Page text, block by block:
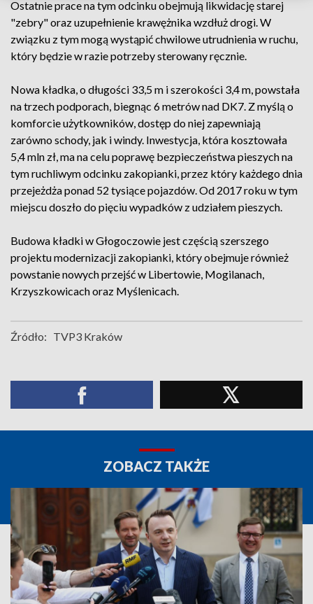
Ostatnie prace na tym odcinku obejmują likwidację starej
"zebry" oraz uzupełnienie krawężnika wzdłuż drogi. W
związku z tym mogą wystąpić chwilowe utrudnienia w ruchu,
który będzie w razie potrzeby sterowany ręcznie.
Nowa kładka, o długości 33,5 m i szerokości 3,4 m, powstała
na trzech podporach, biegnąc 6 metrów nad DK7. Z myślą o
komforcie użytkowników, dostęp do niej zapewniają
zarówno schody, jak i windy. Inwestycja, która kosztowała
5,4 mln zł, ma na celu poprawę bezpieczeństwa pieszych na
tym ruchliwym odcinku zakopianki, przez który każdego dnia
przejeżdża ponad 52 tysiące pojazdów. Od 2017 roku w tym
miejscu doszło do pięciu wypadków z udziałem pieszych.
Budowa kładki w Głogoczowie jest częścią szerszego
projektu modernizacji zakopianki, który obejmuje również
powstanie nowych przejść w Libertowie, Mogilanach,
Krzyszkowicach oraz Myślenicach.
Źródło: TVP3 Kraków
ZOBACZ TAKŻE